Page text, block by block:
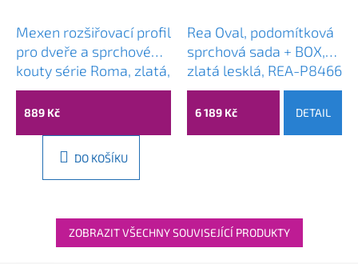
Mexen rozšiřovací profil
pro dveře a sprchové
kouty série Roma, zlatá,
850-324-50
889 Kč
DO KOŠÍKU
Rea Oval, podomítková
sprchová sada + BOX,
zlatá lesklá, REA-P8466
6 189 Kč DETAIL
ZOBRAZIT VŠECHNY SOUVISEJÍCÍ PRODUKTY